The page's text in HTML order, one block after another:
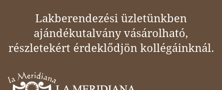
Lakberendezési üzletünkben
ajándékutalvány vásárolható,
részletekért érdeklődjön kollégáinknál.